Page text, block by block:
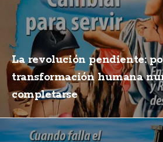
La revolución pendiente:
transformación humana
completarse